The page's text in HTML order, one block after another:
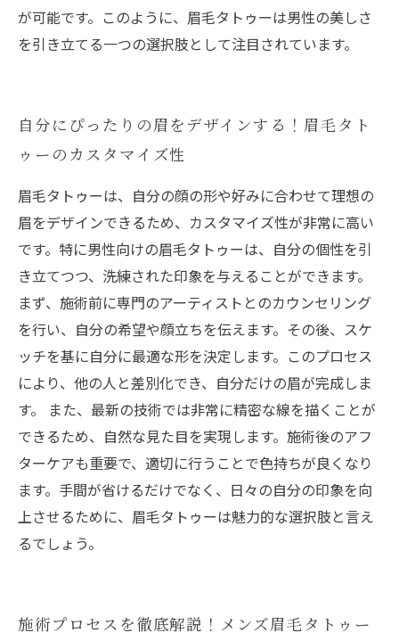
が可能です。このように、眉毛タトゥーは男性の美しさ
を引き立てる一つの選択肢として注目されています。
自分にぴったりの眉をデザインする！眉毛タト
ゥーのカスタマイズ性
眉毛タトゥーは、自分の顔の形や好みに合わせて理想の
眉をデザインできるため、カスタマイズ性が非常に高い
です。特に男性向けの眉毛タトゥーは、自分の個性を引
き立てつつ、洗練された印象を与えることができます。
まず、施術前に専門のアーティストとのカウンセリング
を行い、自分の希望や顔立ちを伝えます。その後、スケ
ッチを基に自分に最適な形を決定します。このプロセス
により、他の人と差別化でき、自分だけの眉が完成しま
す。 また、最新の技術では非常に精密な線を描くことが
できるため、自然な見た目を実現します。施術後のアフ
ターケアも重要で、適切に行うことで色持ちが良くなり
ます。手間が省けるだけでなく、日々の自分の印象を向
上させるために、眉毛タトゥーは魅力的な選択肢と言え
るでしょう。
施術プロセスを徹底解説！メンズ眉毛タトゥー